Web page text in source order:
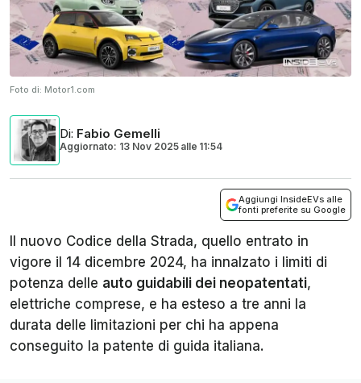
Foto di: Motor1.com
Di: Fabio Gemelli
Aggiornato: 13 Nov 2025 alle 11:54
Aggiungi InsideEVs alle
fonti preferite su Google
Il nuovo Codice della Strada, quello entrato in
vigore il 14 dicembre 2024, ha innalzato i limiti di
potenza delle auto guidabili dei neopatentati,
elettriche comprese, e ha esteso a tre anni la
durata delle limitazioni per chi ha appena
conseguito la patente di guida italiana.